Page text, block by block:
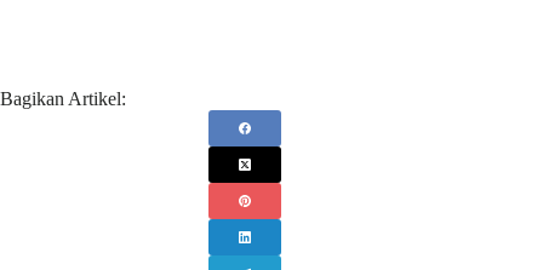
Bagikan Artikel: